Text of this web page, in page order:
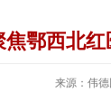
焦鄂西北
来源：伟